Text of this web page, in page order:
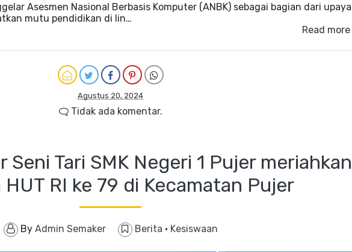
Asesmen Nasional Berbasis Komputer (ANBK) sebagai bagian dari upaya
mutu pendidikan di lin…
Read more
Agustus 20, 2024
Tidak ada komentar.
Seni Tari SMK Negeri 1 Pujer meriahkan
HUT RI ke 79 di Kecamatan Pujer
By Admin Semaker Berita · Kesiswaan